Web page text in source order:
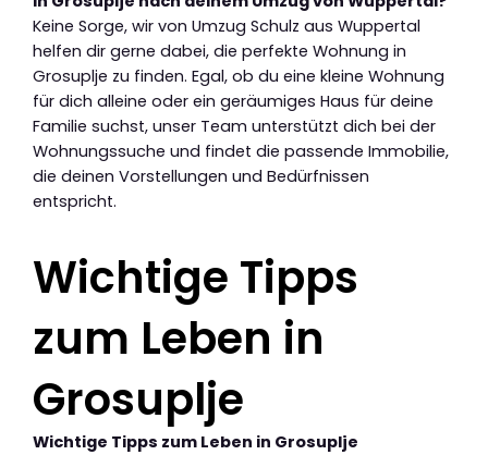
Keine Sorge, wir von Umzug Schulz aus Wuppertal
helfen dir gerne dabei, die perfekte Wohnung in
Grosuplje zu finden. Egal, ob du eine kleine Wohnung
für dich alleine oder ein geräumiges Haus für deine
Familie suchst, unser Team unterstützt dich bei der
Wohnungssuche und findet die passende Immobilie,
die deinen Vorstellungen und Bedürfnissen
entspricht.
Wichtige Tipps
zum Leben in
Grosuplje
Wichtige Tipps zum Leben in Grosuplje